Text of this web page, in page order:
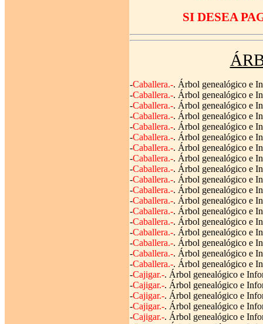
SI DESEA
-Caballera.-. Árbol genealógico e
-Caballera.-. Árbol genealógico e
-Caballera.-. Árbol genealógico e
-Caballera.-. Árbol genealógico e
-Caballera.-. Árbol genealógico e
-Caballera.-. Árbol genealógico e
-Caballera.-. Árbol genealógico e
-Caballera.-. Árbol genealógico e
-Caballera.-. Árbol genealógico e
-Caballera.-. Árbol genealógico e
-Caballera.-. Árbol genealógico e
-Caballera.-. Árbol genealógico e
-Caballera.-. Árbol genealógico e
-Caballera.-. Árbol genealógico e
-Caballera.-. Árbol genealógico e
-Caballera.-. Árbol genealógico e
-Caballera.-. Árbol genealógico e
-Caballera.-. Árbol genealógico e
-Cajigar.-. Árbol genealógico e
-Cajigar.-. Árbol genealógico e
-Cajigar.-. Árbol genealógico e
-Cajigar.-. Árbol genealógico e
-Cajigar.-. Árbol genealógico e